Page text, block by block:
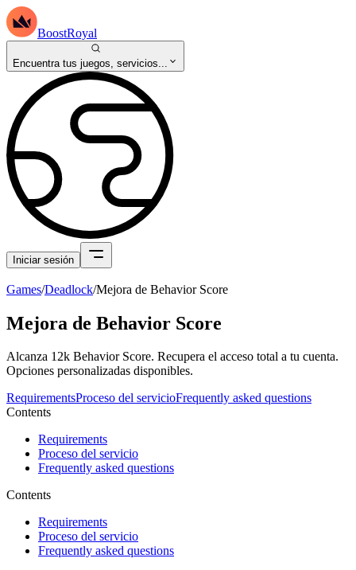
BoostRoyal
Encuentra tus juegos, servicios...
Iniciar sesión
Games/Deadlock/Mejora de Behavior Score
Mejora de Behavior Score
Alcanza 12k Behavior Score. Recupera el acceso total a tu cuenta.
Opciones personalizadas disponibles.
RequirementsProceso del servicioFrequently asked questions
Contents
Requirements
Proceso del servicio
Frequently asked questions
Contents
Requirements
Proceso del servicio
Frequently asked questions